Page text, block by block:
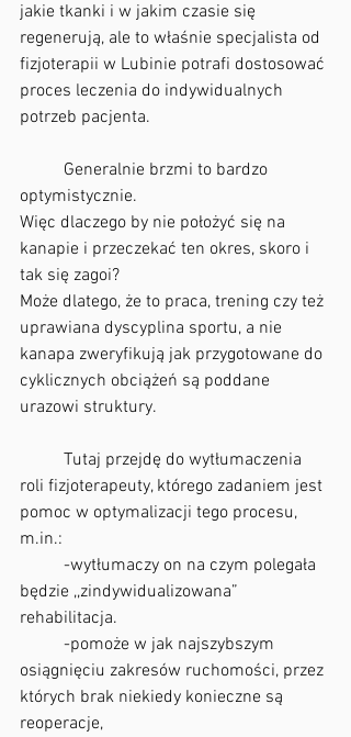
jakie tkanki i w jakim czasie się
regenerują, ale to właśnie specjalista od
fizjoterapii w Lubinie potrafi dostosować
proces leczenia do indywidualnych
potrzeb pacjenta.
optymistycznie.
Więc dlaczego by nie położyć się na
kanapie i przeczekać ten okres, skoro i
tak się zagoi?
Może dlatego, że to praca, trening czy też
uprawiana dyscyplina sportu, a nie
kanapa zweryfikują jak przygotowane do
cyklicznych obciążeń są poddane
urazowi struktury.
roli fizjoterapeuty, którego zadaniem jest
pomoc w optymalizacji tego procesu,
m.in.:
będzie ,,zindywidualizowana”
rehabilitacja.
osiągnięciu zakresów ruchomości, przez
których brak niekiedy konieczne są
reoperacje,